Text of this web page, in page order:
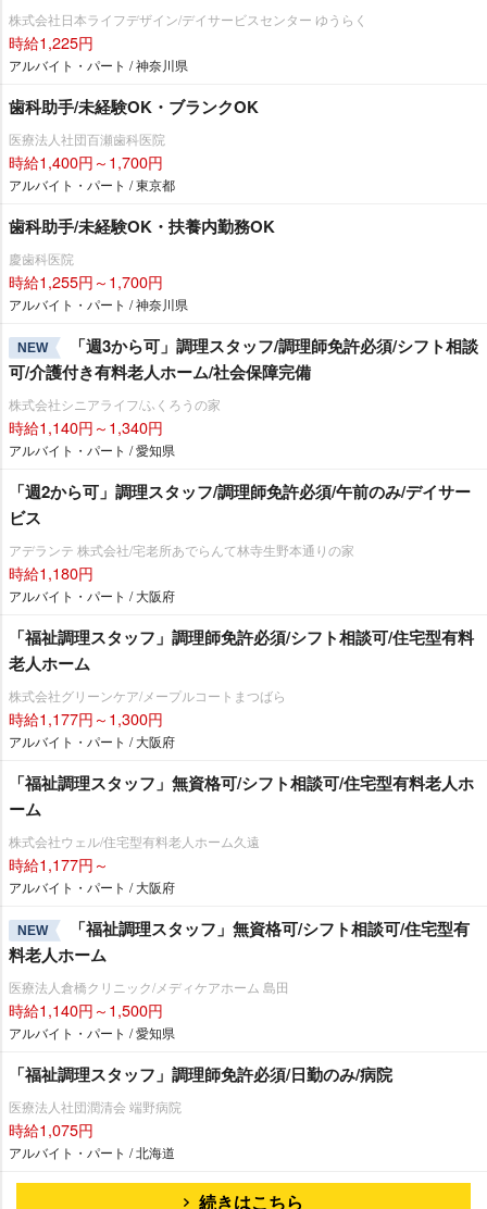
株式会社日本ライフデザイン/デイサービスセンター ゆうらく
時給1,225円
アルバイト・パート / 神奈川県
歯科助手/未経験OK・ブランクOK
医療法人社団百瀬歯科医院
時給1,400円～1,700円
アルバイト・パート / 東京都
歯科助手/未経験OK・扶養内勤務OK
慶歯科医院
時給1,255円～1,700円
アルバイト・パート / 神奈川県
NEW
「週3から可」調理スタッフ/調理師免許必須/シフト相談
可/介護付き有料老人ホーム/社会保障完備
株式会社シニアライフ/ふくろうの家
時給1,140円～1,340円
アルバイト・パート / 愛知県
「週2から可」調理スタッフ/調理師免許必須/午前のみ/デイサー
ビス
アデランテ 株式会社/宅老所あでらんて林寺生野本通りの家
時給1,180円
アルバイト・パート / 大阪府
「福祉調理スタッフ」調理師免許必須/シフト相談可/住宅型有料
老人ホーム
株式会社グリーンケア/メープルコートまつばら
時給1,177円～1,300円
アルバイト・パート / 大阪府
「福祉調理スタッフ」無資格可/シフト相談可/住宅型有料老人ホ
ーム
株式会社ウェル/住宅型有料老人ホーム久遠
時給1,177円～
アルバイト・パート / 大阪府
NEW
「福祉調理スタッフ」無資格可/シフト相談可/住宅型有
料老人ホーム
医療法人倉橋クリニック/メディケアホーム 島田
時給1,140円～1,500円
アルバイト・パート / 愛知県
「福祉調理スタッフ」調理師免許必須/日勤のみ/病院
医療法人社団潤清会 端野病院
時給1,075円
アルバイト・パート / 北海道
続きはこちら